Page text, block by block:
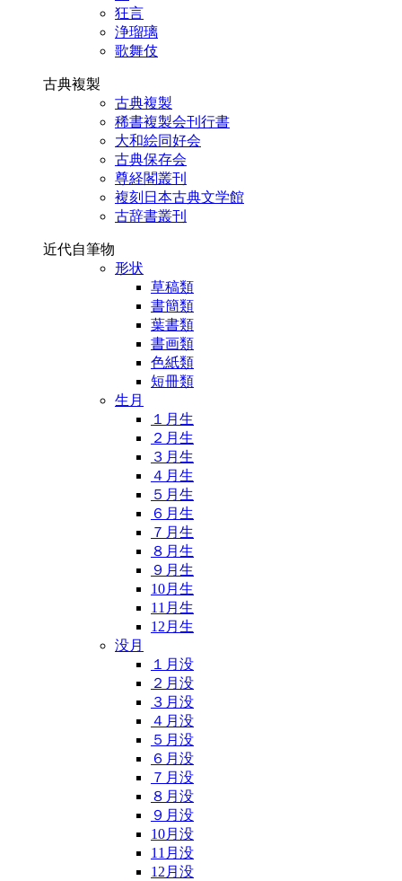
狂言
浄瑠璃
歌舞伎
古典複製
古典複製
稀書複製会刊行書
大和絵同好会
古典保存会
尊経閣叢刊
複刻日本古典文学館
古辞書叢刊
近代自筆物
形状
草稿類
書簡類
葉書類
書画類
色紙類
短冊類
生月
１月生
２月生
３月生
４月生
５月生
６月生
７月生
８月生
９月生
10月生
11月生
12月生
没月
１月没
２月没
３月没
４月没
５月没
６月没
７月没
８月没
９月没
10月没
11月没
12月没